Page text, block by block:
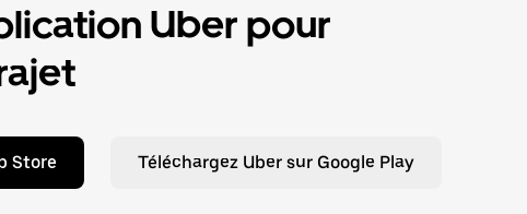
Uber pour
Store Téléchargez Uber sur Google Play